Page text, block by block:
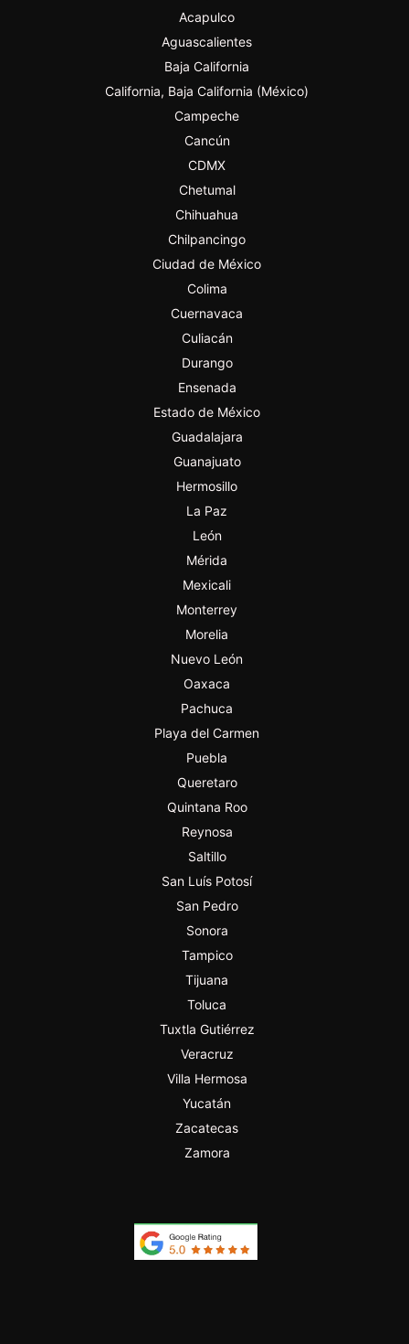
Acapulco
Aguascalientes
Baja California
California, Baja California (México)
Campeche
Cancún
CDMX
Chetumal
Chihuahua
Chilpancingo
Ciudad de México
Colima
Cuernavaca
Culiacán
Durango
Ensenada
Estado de México
Guadalajara
Guanajuato
Hermosillo
La Paz
León
Mérida
Mexicali
Monterrey
Morelia
Nuevo León
Oaxaca
Pachuca
Playa del Carmen
Puebla
Queretaro
Quintana Roo
Reynosa
Saltillo
San Luís Potosí
San Pedro
Sonora
Tampico
Tijuana
Toluca
Tuxtla Gutiérrez
Veracruz
Villa Hermosa
Yucatán
Zacatecas
Zamora